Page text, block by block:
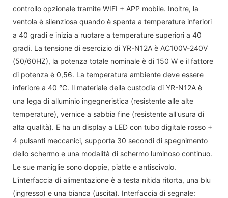
controllo opzionale tramite WIFI + APP mobile. Inoltre, la
ventola è silenziosa quando è spenta a temperature inferiori
a 40 gradi e inizia a ruotare a temperature superiori a 40
gradi. La tensione di esercizio di YR-N12A è AC100V-240V
(50/60HZ), la potenza totale nominale è di 150 W e il fattore
di potenza è 0,56. La temperatura ambiente deve essere
inferiore a 40 °C. Il materiale della custodia di YR-N12A è
una lega di alluminio ingegneristica (resistente alle alte
temperature), vernice a sabbia fine (resistente all'usura di
alta qualità). E ha un display a LED con tubo digitale rosso +
4 pulsanti meccanici, supporta 30 secondi di spegnimento
dello schermo e una modalità di schermo luminoso continuo.
Le sue maniglie sono doppie, piatte e antiscivolo.
L'interfaccia di alimentazione è a testa nitida ritorta, una blu
(ingresso) e una bianca (uscita). Interfaccia di segnale: